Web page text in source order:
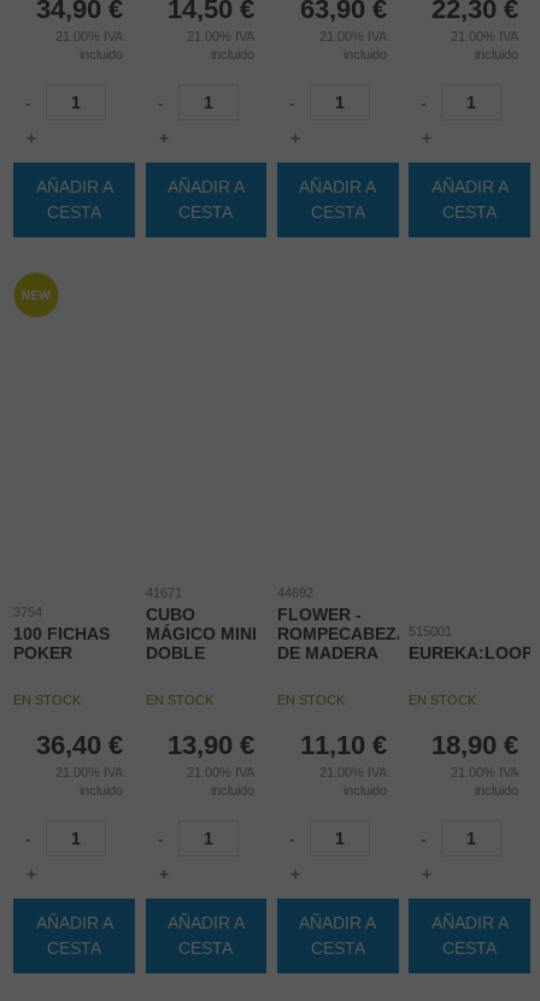
34,90 €
21.00% IVA
incluido
-
+
AÑADIR A
CESTA
14,50 €
21.00% IVA
incluido
-
+
AÑADIR A
CESTA
63,90 €
21.00% IVA
incluido
-
+
AÑADIR A
CESTA
22,30 €
21.00% IVA
incluido
-
+
AÑADIR A
CESTA
3754
100 FICHAS
POKER
EN STOCK
36,40 €
21.00% IVA
incluido
-
+
AÑADIR A
CESTA
41671
CUBO
MÁGICO MINI
DOBLE
EN STOCK
13,90 €
21.00% IVA
incluido
-
+
AÑADIR A
CESTA
44692
FLOWER -
ROMPECABEZAS
DE MADERA
EN STOCK
11,10 €
21.00% IVA
incluido
-
+
AÑADIR A
CESTA
515001
EUREKA:LOOP
EN STOCK
18,90 €
21.00% IVA
incluido
-
+
AÑADIR A
CESTA